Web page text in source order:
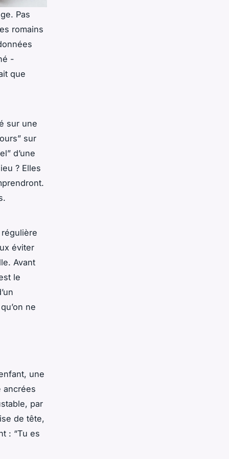
Pas
romains
-
que
sur une
sur
d’une
? Elles
éviter
Avant
le
ne
une
ancrées
par
de tête,
: “Tu es